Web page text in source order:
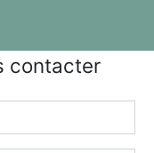
contacter